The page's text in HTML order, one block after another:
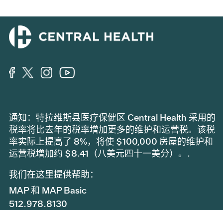
通知：特拉维斯县医疗保健区 Central Health 采用的
税率将比去年的税率增加更多的维护和运营税。该税
率实际上提高了 8%，将使 $100,000 房屋的维护和
运营税增加约 $8.41（八美元四十一美分）。.
我们在这里提供帮助：
MAP 和 MAP Basic
512.978.8130